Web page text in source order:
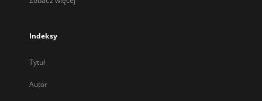
Indeksy
Tytuł
Autor